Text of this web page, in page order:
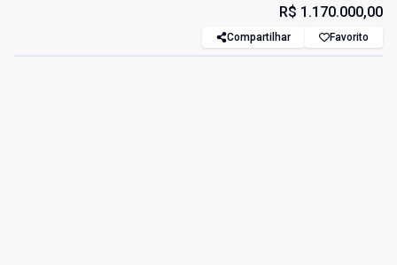
R$ 1.170.000,00
Compartilhar Favorito